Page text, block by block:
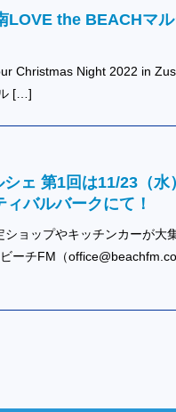
LOVE the BEACHマ
Christmas Night 2022 in
[…]
ェ 第1回は11/23（水
バルバークにて！
ショップやキッチンカーが大
ーチFM（